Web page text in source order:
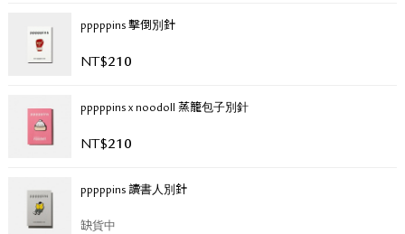
pppppins 擊倒別針
NT$210
pppppins x noodoll 蒸籠包子別針
NT$210
pppppins 讀書人別針
缺貨中